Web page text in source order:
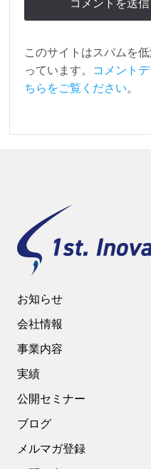
このサイトはスパムを
っています。 コメント
ちらをご覧ください。
お知らせ
会社情報
事業内容
実績
公開セミナー
ブログ
メルマガ登録